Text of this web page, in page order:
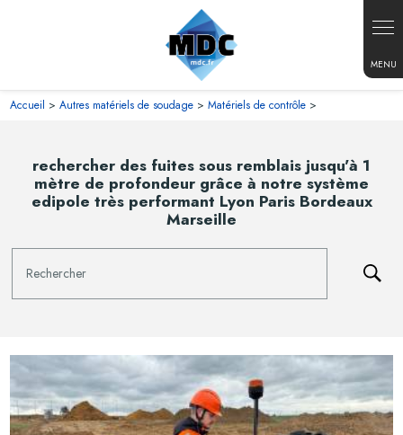
Accueil >Autres matériels de soudage >Matériels de contrôle >
rechercher des fuites sous remblais jusqu'à 1
mètre de profondeur grâce à notre système
edipole très performant Lyon Paris Bordeaux
Marseille
Rechercher